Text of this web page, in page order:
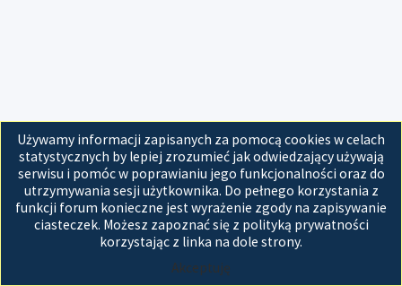
Używamy informacji zapisanych za pomocą cookies w celach
statystycznych by lepiej zrozumieć jak odwiedzający używają
serwisu i pomóc w poprawianiu jego funkcjonalności oraz do
utrzymywania sesji użytkownika. Do pełnego korzystania z
funkcji forum konieczne jest wyrażenie zgody na zapisywanie
ciasteczek. Możesz zapoznać się z polityką prywatności
korzystając z linka na dole strony.
Akceptuję